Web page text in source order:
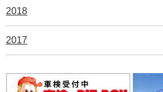
2018
2017